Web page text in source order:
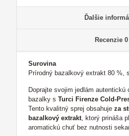
Ďalšie
Recenzie 0
Surovina
Prírodný bazalkový extrakt 80 %,
Doprajte svojim jedlám autentickú
bazalky sTurci Firenze Cold-
Tento kvalitný sprej obsahujeza
bazalkový extrakt, ktorý prináša
aromatickú chuť bez nutnosti